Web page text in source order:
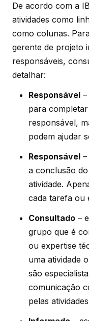
De acordo com a
atividades como
como colunas.
gerente de projeto
responsáveis,
detalhar:
Responsável
para
responsável,
podem ajudar
Responsável
a conclusão
atividade.
cada tarefa ou
Consultado –
grupo que é
ou expertise
uma atividade
são
comunicação
pelas